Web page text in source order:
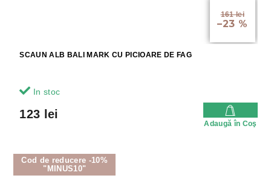
161 lei
–23 %
SCAUN ALB BALI MARK CU PICIOARE DE FAG
In stoc
123 lei
Adaugă în Coş
Cod de reducere -10%
"MINUS10"